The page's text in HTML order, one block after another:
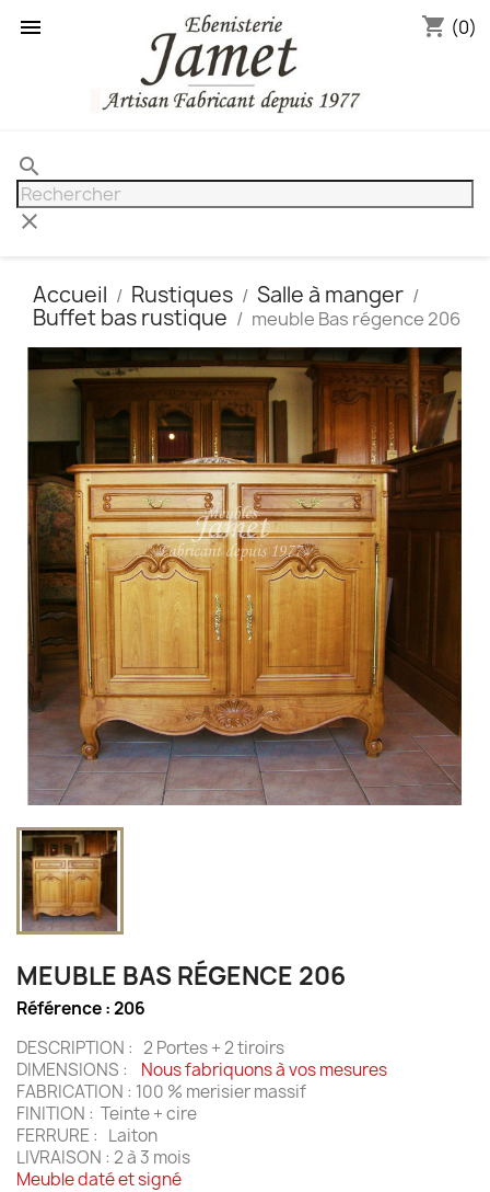
 shopping_cart (0)
search
clear
Accueil Rustiques
Salle à manger
Buffet bas rustique
meuble Bas régence 206
MEUBLE BAS RÉGENCE 206
Référence :206
DESCRIPTION : 2 Portes + 2 tiroirs
DIMENSIONS : Nous fabriquons à vos mesures
FABRICATION : 100 % merisier massif
FINITION : Teinte + cire
FERRURE : Laiton
LIVRAISON : 2 à 3 mois
Meuble daté et signé